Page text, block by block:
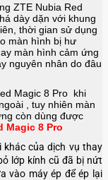
ZTE Nubia Red
dày dặn với khung
thời gian sử dụng
màn hình bị hư
màn hình cảm ứng
nguyên nhân do đâu
Magic 8 Pro khi
, tuy nhiên màn
còn dùng được
Magic 8 Pro
khác của dịch vụ thay
lớp kính cũ đã bị nứt
vào máy ép để ép lại